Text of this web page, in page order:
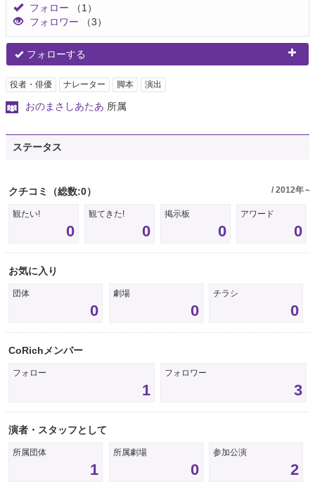
フォロー
（1）
フォロワー
（3）
フォローする
役者・俳優 ナレーター 脚本 演出
おのまさしあたあ 所属
ステータス
クチコミ （総数:0） / 2012年～
観たい!
0
観てきた!
0
掲示板
0
アワード
0
お気に入り
団体
0
劇場
0
チラシ
0
CoRichメンバー
フォロー
1
フォロワー
3
演者・スタッフとして
所属団体
1
所属劇場
0
参加公演
2